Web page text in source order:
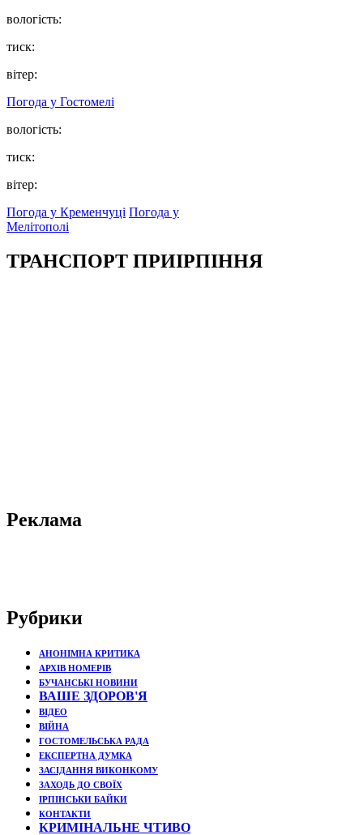
вологість:
тиск:
вітер:
Погода у Гостомелі
вологість:
тиск:
вітер:
Погода у Кременчуці Погода у
Мелітополі
ТРАНСПОРТ ПРИІРПІННЯ
Реклама
Рубрики
АНОНІМНА КРИТИКА
АРХІВ НОМЕРІВ
БУЧАНСЬКІ НОВИНИ
ВАШЕ ЗДОРОВ'Я
ВІДЕО
ВІЙНА
ГОСТОМЕЛЬСЬКА РАДА
ЕКСПЕРТНА ДУМКА
ЗАСІДАННЯ ВИКОНКОМУ
ЗАХОДЬ ДО СВОЇХ
ІРПІНСЬКИ БАЙКИ
КОНТАКТИ
КРИМІНАЛЬНЕ ЧТИВО